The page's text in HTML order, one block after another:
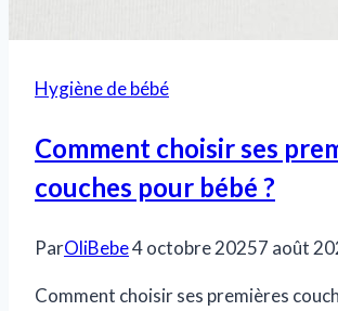
Hygiène de bébé
Comment choisir ses
couches pour bébé ?
ParOliBebe4 octobre 20257 août
Comment choisir ses premières